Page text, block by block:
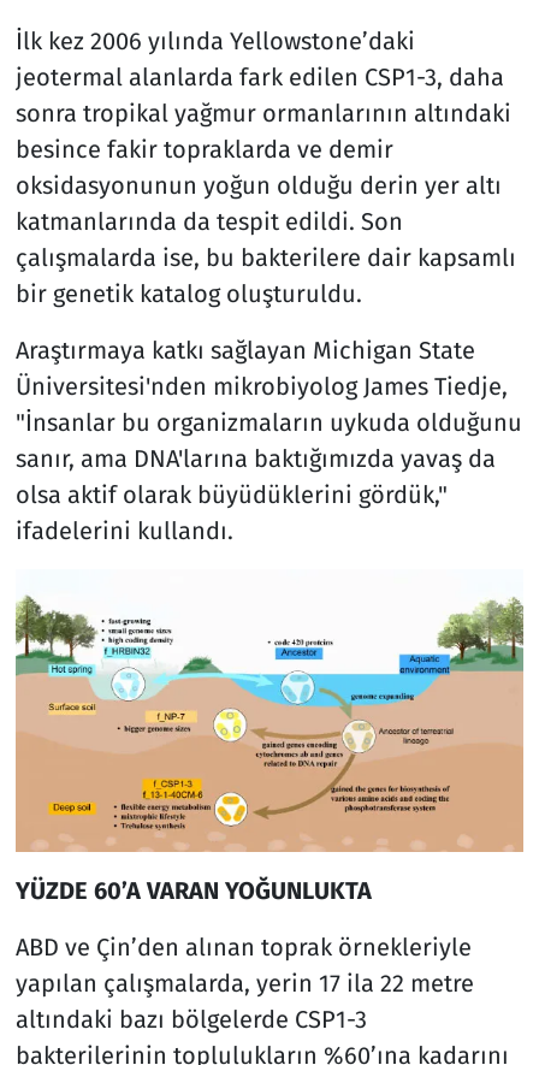
İlk kez 2006 yılında Yellowstone’daki
jeotermal alanlarda fark edilen CSP1-3, daha
sonra tropikal yağmur ormanlarının altındaki
besince fakir topraklarda ve demir
oksidasyonunun yoğun olduğu derin yer altı
katmanlarında da tespit edildi. Son
çalışmalarda ise, bu bakterilere dair kapsamlı
bir genetik katalog oluşturuldu.
Araştırmaya katkı sağlayan Michigan State
Üniversitesi'nden mikrobiyolog James Tiedje,
"İnsanlar bu organizmaların uykuda olduğunu
sanır, ama DNA'larına baktığımızda yavaş da
olsa aktif olarak büyüdüklerini gördük,"
ifadelerini kullandı.
YÜZDE 60’A VARAN YOĞUNLUKTA
ABD ve Çin’den alınan toprak örnekleriyle
yapılan çalışmalarda, yerin 17 ila 22 metre
altındaki bazı bölgelerde CSP1-3
bakterilerinin toplulukların %60’ına kadarını